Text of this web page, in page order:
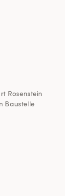
Rosenstein
Baustelle